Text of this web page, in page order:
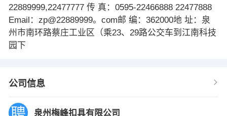
22889999,22477777 传 真：0595-22466888 22477888
Email：zp@22889999。com邮 编：362000地 址：泉
州市南环路蔡庄工业区（乘23、29路公交车到江南科技
园下
公司信息
泉州梅峰扣具有限公司